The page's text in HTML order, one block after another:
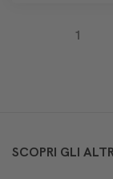
1
SCOPRI GLI